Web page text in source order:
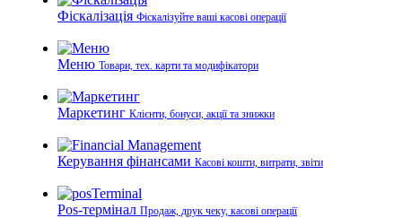
Фіскалізація Фіскалізуйте ваші касові операції
Меню Товари, тех. карти та модифікатори
Маркетинг Клієнти, бонуси, акції та знижки
Керування фінансами Касові кошти, витрати, звіти
Pos-термінал Продаж, друк чеку, касові операції